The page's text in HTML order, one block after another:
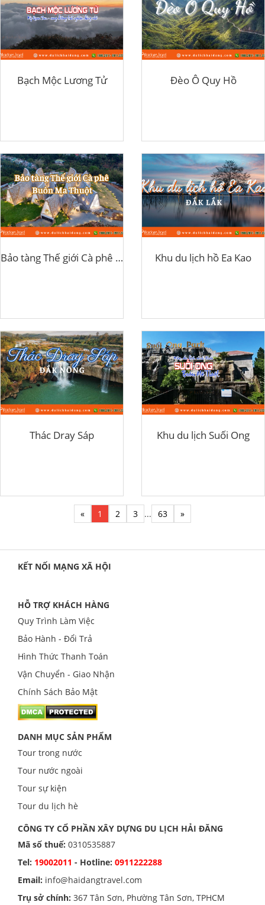
Bạch Mộc Lương Tử Đèo Ô Quy Hồ
Bảo tàng Thế giới Cà phê Buôn Ma Thuột Khu du lịch hồ Ea Kao
Thác Dray Sáp Khu du lịch Suối Ong
« 1 2 3 ... 63 »
KẾT NỐI MẠNG XÃ HỘI
HỖ TRỢ KHÁCH HÀNG
Quy Trình Làm Việc
Bảo Hành - Đổi Trả
Hình Thức Thanh Toán
Vận Chuyển - Giao Nhận
Chính Sách Bảo Mật
DANH MỤC SẢN PHẨM
Tour trong nước
Tour nước ngoài
Tour sự kiện
Tour du lịch hè
CÔNG TY CỔ PHẦN XÂY DỰNG DU LỊCH HẢI ĐĂNG
Mã số thuế: 0310535887
Tel: 19002011 - Hotline: 0911222288
Email: info@haidangtravel.com
Trụ sở chính: 367 Tân Sơn, Phường Tân Sơn, TPHCM